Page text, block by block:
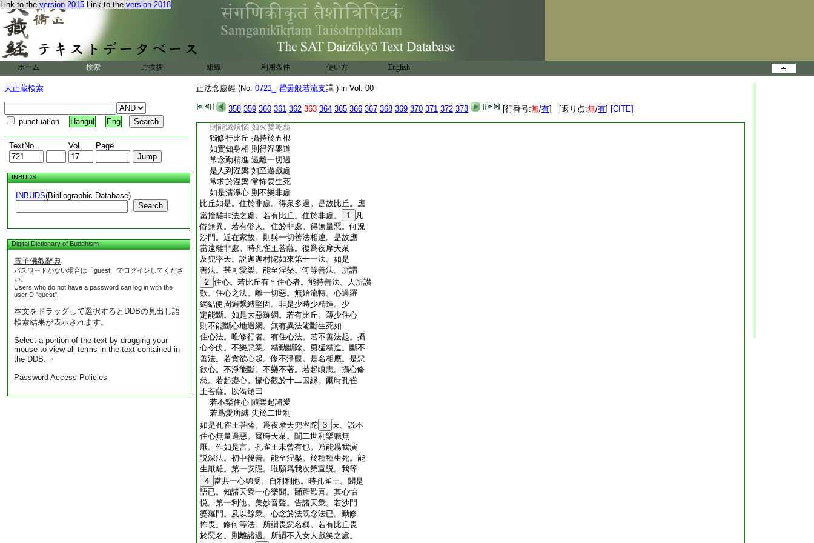
Link to the version 2015 Link to the version 2018
ホーム 検索 ご挨拶 組織 利用条件 使い方 English
大正蔵検索
punctuation Hangul Eng
TextNo. Vol. Page
INBUDS
INBUDS(Bibliographic Database)
Search
Digital Dictionary of Buddhism
電子佛教辭典
パスワードがない場合は「guest」でログインしてくださ
い。
Users who do not have a password can log in with the
userID "guest".
本文をドラッグして選択するとDDBの見出し語
検索結果が表示されます。
Select a portion of the text by dragging your
mouse to view all terms in the text contained in
the DDB. ・
Password Access Policies
正法念處經 (No. 0721_ 瞿曇般若流支譯 ) in Vol. 00
358 359 360 361 362 363 364 365 366 367 368 369 370 371 372 373 [行番号:無/有] [返り点:無/有] [CITE]
比丘住非處 貯積 5 稸財物
貪心著財寶 不覺死時至
身命念念盡 而不能覺知
不知所作業 能受未來報
比丘住非處 常樂見俗人
常行於非處 死則入惡道
心無所樂著 一切不悕望
能脱一切貪 是名爲沙門
若在山樹下 常修習禪觀
則得清淨智 遠離一切過
則能滅煩惱 如火焚乾薪
獨修行比丘 攝持於五根
如實知身相 則得涅槃道
常念勤精進 遠離一切過
是人到涅槃 如至遊戲處
常求於涅槃 常怖畏生死
如是清淨心 則不樂非處
比丘如是。住於非處。得衆多過。是故比丘。應
當捨離非法之處。若有比丘。住於非處。
1
凡
俗無異。若有俗人。住於非處。得無量惡。何況
沙門。近在家故。則與一切善法相違。是故應
當遠離非處。時孔雀王菩薩。復爲夜摩天衆
及兜率天。説迦迦村陀如來第十一法。如是
善法。甚可愛樂。能至涅槃。何等善法。所謂
2 住心。若比丘有＊住心者。能持善法。人所讃
歎。住心之法。離一切惡。無始流轉。心過羅
網結使周遍繋縛堅固。非是少時少精進。少
定能斷。如是大惡羅網。若有比丘。薄少住心
則不能斷心地過網。無有異法能斷生死如
住心法。唯修行者。有住心法。若不善法起。攝
心令伏。不樂惡業。精勤斷除。勇猛精進。斷不
善法。若貪欲心起。修不淨觀。是名相應。是惡
欲心。不淨能斷。不樂不著。若起瞋恚。攝心修
慈。若起癡心。攝心觀於十二因縁。爾時孔雀
王菩薩。以偈頌曰
若不樂住心 隨樂起諸愛
若爲愛所縛 失於二世利
如是孔雀王菩薩。爲夜摩天兜率陀 3 天。説不
住心無量過惡。爾時天衆。聞二世利樂聽無
厭。作如是言。孔雀王未曾有也。乃能爲我演
説深法。初中後善。能至涅槃。於種種生死。能
生厭離。第一安隱。唯願爲我次第宣説。我等
4 當共一心聽受。自利利他。時孔雀王。聞是
語已。知諸天衆一心樂聞。踊躍歡喜。其心怡
悦。第一利他。美妙音聲。告諸天衆。若沙門
婆羅門。及以餘衆。心念於法既念法已。勤修
怖畏。修何等法。所謂畏惡名稱。若有比丘畏
於惡名。則離諸過。所謂不入女人戲笑之處。